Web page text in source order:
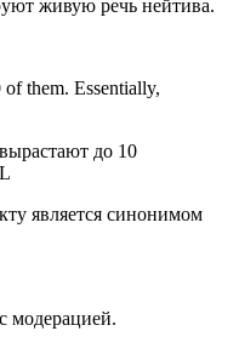
живую речь нейтива.
them. Essentially,
до 10
является синонимом
модерацией.